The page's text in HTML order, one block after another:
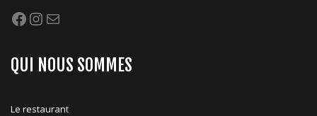
Facebook
Instagram
Mail
QUI NOUS SOMMES
Le restaurant